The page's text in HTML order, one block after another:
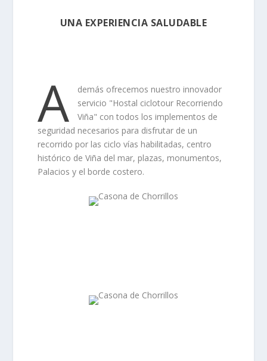
UNA EXPERIENCIA SALUDABLE
A
demás ofrecemos nuestro innovador
servicio "Hostal ciclotour Recorriendo
Viña" con todos los implementos de
seguridad necesarios para disfrutar de un
recorrido por las ciclo vías habilitadas, centro
histórico de Viña del mar, plazas, monumentos,
Palacios y el borde costero.